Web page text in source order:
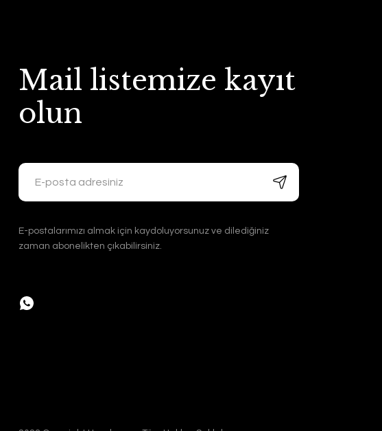
Otantika Bakır Çaydanlık
Handygoo
Handygoo Old Passion El
Handygoo
Mail listemize kayıt
olun
E-postalarımızı almak için kaydoluyorsunuz ve dilediğiniz
zaman abonelikten çıkabilirsiniz.